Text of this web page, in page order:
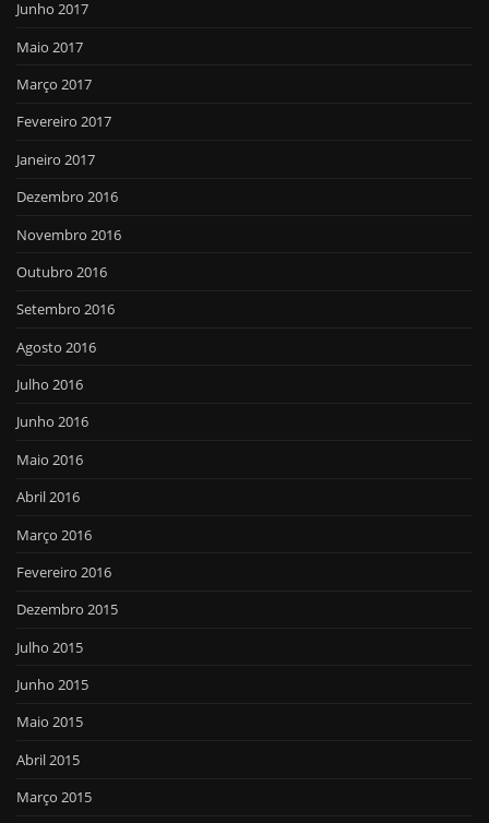
Junho 2017
Maio 2017
Março 2017
Fevereiro 2017
Janeiro 2017
Dezembro 2016
Novembro 2016
Outubro 2016
Setembro 2016
Agosto 2016
Julho 2016
Junho 2016
Maio 2016
Abril 2016
Março 2016
Fevereiro 2016
Dezembro 2015
Julho 2015
Junho 2015
Maio 2015
Abril 2015
Março 2015